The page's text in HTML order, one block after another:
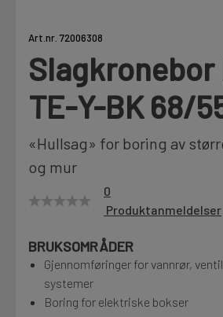
Fag
Motek
Finn butikk
Kontakt
Fra rådgivning til sporing av
LOGG UT
Art.nr. 72006308
TE-Y-BK 68/
«Hullsag» for boring av
og mur
0
Produktanmeldelser
BRUKSOMRÅDER
Gjennomføringer for vannrør,
systemer
Boring for elektriske bokser